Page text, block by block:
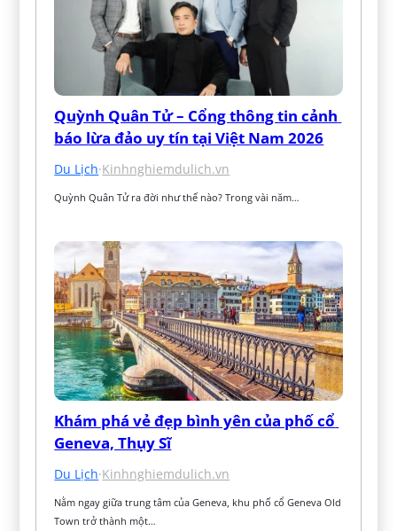
Quỳnh Quân Tử – Cổng thông tin cảnh
báo lừa đảo uy tín tại Việt Nam 2026
Du Lịch·Kinhnghiemdulich.vn
Quỳnh Quân Tử ra đời như thế nào? Trong vài năm…
Khám phá vẻ đẹp bình yên của phố cổ
Geneva, Thụy Sĩ
Du Lịch·Kinhnghiemdulich.vn
Nằm ngay giữa trung tâm của Geneva, khu phố cổ Geneva Old
Town trở thành một…